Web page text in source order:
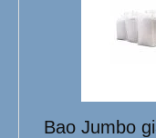
Bao Jumbo